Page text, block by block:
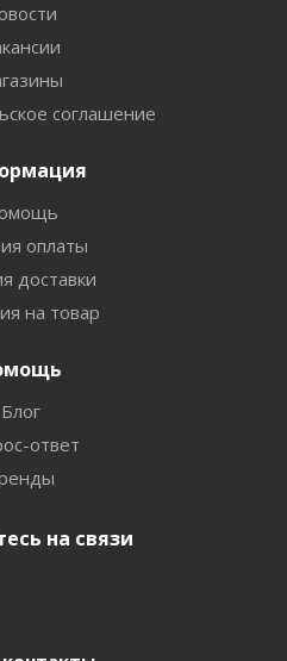
соглашение
оплаты
доставки
на товар
Блог
ответ
на связи